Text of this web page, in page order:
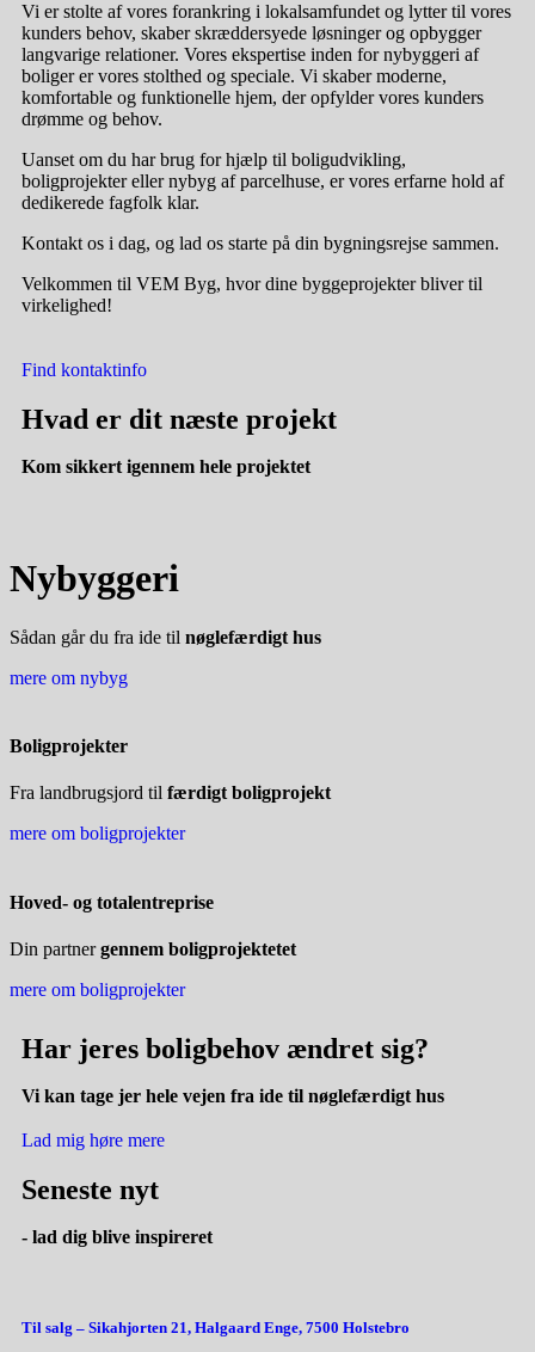
Vi er stolte af vores forankring i lokalsamfundet og lytter til vores
kunders behov, skaber skræddersyede løsninger og opbygger
langvarige relationer. Vores ekspertise inden for nybyggeri af
boliger er vores stolthed og speciale. Vi skaber moderne,
komfortable og funktionelle hjem, der opfylder vores kunders
drømme og behov.
Uanset om du har brug for hjælp til boligudvikling,
boligprojekter eller nybyg af parcelhuse, er vores erfarne hold af
dedikerede fagfolk klar.
Kontakt os i dag, og lad os starte på din bygningsrejse sammen.
Velkommen til VEM Byg, hvor dine byggeprojekter bliver til
virkelighed!
Find kontaktinfo
Hvad er dit næste projekt
Kom sikkert igennem hele projektet
Nybyggeri
Sådan går du fra ide til nøglefærdigt hus
mere om nybyg
Boligprojekter
Fra landbrugsjord til færdigt boligprojekt
mere om boligprojekter
Hoved- og totalentreprise
Din partnergennem boligprojektetet
mere om boligprojekter
Har jeres boligbehov ændret sig?
Vi kan tage jer hele vejen fra ide til nøglefærdigt hus
Lad mig høre mere
Seneste nyt
- lad dig blive inspireret
Til salg – Sikahjorten 21, Halgaard Enge, 7500 Holstebro